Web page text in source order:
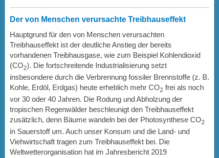
Der von Menschen verursachte Treibhauseffekt
Hauptgrund für den von Menschen verursachten
Treibhauseffekt ist der deutliche Anstieg der bereits
vorhandenen Treibhausgase, wie zum Beispiel Kohlendioxid
(CO2). Die fortschreitende Industrialisierung setzt
insbesondere durch die Verbrennung fossiler Brennstoffe (z. B.
Kohle, Erdöl, Erdgas) heute erheblich mehr CO2 frei als noch
vor 30 oder 40 Jahren. Die Rodung und Abholzung der
tropischen Regenwälder beschleunigt den Treibhauseffekt
zusätzlich, denn Bäume wandeln bei der Photosynthese CO2
in Sauerstoff um. Auch unser Konsum und die Land- und
Viehwirtschaft tragen zum Treibhauseffekt bei. Die
Weltwetterorganisation hat im Jahresbericht 2019